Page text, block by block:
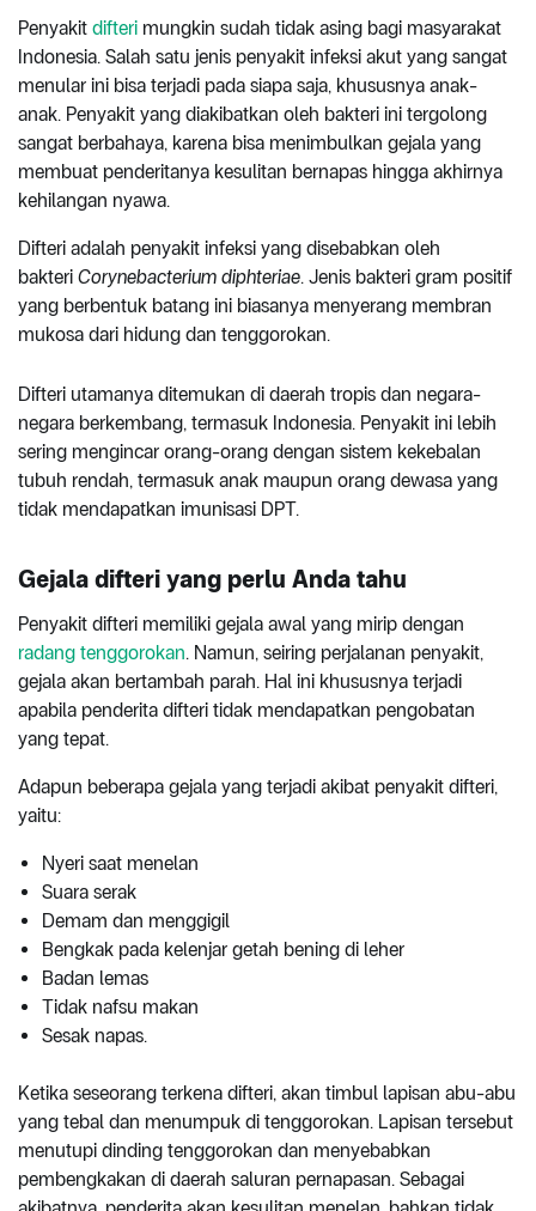
Penyakit difteri mungkin sudah tidak asing bagi masyarakat
Indonesia. Salah satu jenis penyakit infeksi akut yang sangat
menular ini bisa terjadi pada siapa saja, khususnya anak-
anak. Penyakit yang diakibatkan oleh bakteri ini tergolong
sangat berbahaya, karena bisa menimbulkan gejala yang
membuat penderitanya kesulitan bernapas hingga akhirnya
kehilangan nyawa.
Difteri adalah penyakit infeksi yang disebabkan oleh
bakteri Corynebacterium diphteriae. Jenis bakteri gram positif
yang berbentuk batang ini biasanya menyerang membran
mukosa dari hidung dan tenggorokan.
Difteri utamanya ditemukan di daerah tropis dan negara-
negara berkembang, termasuk Indonesia. Penyakit ini lebih
sering mengincar orang-orang dengan sistem kekebalan
tubuh rendah, termasuk anak maupun orang dewasa yang
tidak mendapatkan imunisasi DPT.
Gejala difteri yang perlu Anda tahu
Penyakit difteri memiliki gejala awal yang mirip dengan
radang tenggorokan. Namun, seiring perjalanan penyakit,
gejala akan bertambah parah. Hal ini khususnya terjadi
apabila penderita difteri tidak mendapatkan pengobatan
yang tepat.
Adapun beberapa gejala yang terjadi akibat penyakit difteri,
yaitu:
Nyeri saat menelan
Suara serak
Demam dan menggigil
Bengkak pada kelenjar getah bening di leher
Badan lemas
Tidak nafsu makan
Sesak napas.
Ketika seseorang terkena difteri, akan timbul lapisan abu-abu
yang tebal dan menumpuk di tenggorokan. Lapisan tersebut
menutupi dinding tenggorokan dan menyebabkan
pembengkakan di daerah saluran pernapasan. Sebagai